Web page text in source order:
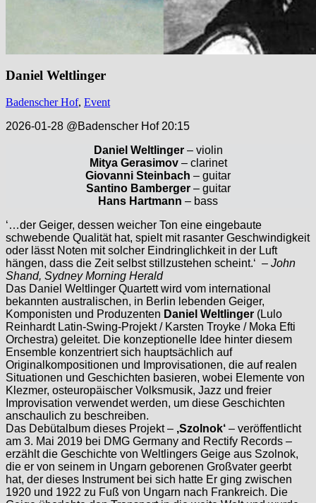
Daniel Weltlinger
Badenscher Hof, Event
2026-01-28 @Badenscher Hof 20:15
Daniel Weltlinger– violin
Mitya Gerasimov– clarinet
Giovanni Steinbach – guitar
Santino Bamberger– guitar
Hans Hartmann – bass
‘…der Geiger, dessen weicher Ton eine eingebaute
schwebende Qualität hat, spielt mit rasanter Geschwindigkeit
oder lässt Noten mit solcher Eindringlichkeit in der Luft
hängen, dass die Zeit selbst stillzustehen scheint.‘ – John
Shand, Sydney Morning Herald
Das Daniel Weltlinger Quartett wird vom international
bekannten australischen, in Berlin lebenden Geiger,
Komponisten und Produzenten Daniel Weltlinger (Lulo
Reinhardt Latin-Swing-Projekt / Karsten Troyke / Moka Efti
Orchestra) geleitet. Die konzeptionelle Idee hinter diesem
Ensemble konzentriert sich hauptsächlich auf
Originalkompositionen und Improvisationen, die auf realen
Situationen und Geschichten basieren, wobei Elemente von
Klezmer, osteuropäischer Volksmusik, Jazz und freier
Improvisation verwendet werden, um diese Geschichten
anschaulich zu beschreiben.
Das Debütalbum dieses Projekt – ‚Szolnok‘ – veröffentlicht
am 3. Mai 2019 bei DMG Germany and Rectify Records –
erzählt die Geschichte von Weltlingers Geige aus Szolnok,
die er von seinem in Ungarn geborenen Großvater geerbt
hat, der dieses Instrument bei sich hatte Er ging zwischen
1920 und 1922 zu Fuß von Ungarn nach Frankreich. Die